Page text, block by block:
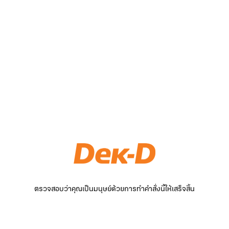
ตรวจสอบว่าคุณเป็นมนุษย์ด้วยการทำคำสั่งนี้ให้เสร็จสิ้น